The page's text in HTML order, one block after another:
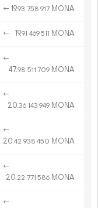
← 19.93 758 917 MONA
← 19.91 469511 MONA
←
47.98 511 709 MONA
←
20.36 143 949 MONA
←
20.42 938 450 MONA
←
20.22 771 586 MONA
←